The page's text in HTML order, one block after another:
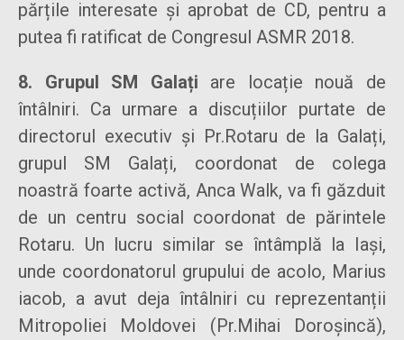
părțile interesate și aprobat de CD, pentru a
putea fi ratificat de Congresul ASMR 2018.
8. Grupul SM Galați are locație nouă de
întâlniri. Ca urmare a discuțiilor purtate de
directorul executiv și Pr.Rotaru de la Galați,
grupul SM Galați, coordonat de colega
noastră foarte activă, Anca Walk, va fi găzduit
de un centru social coordonat de părintele
Rotaru. Un lucru similar se întâmplă la Iași,
unde coordonatorul grupului de acolo, Marius
iacob, a avut deja întâlniri cu reprezentanții
Mitropoliei Moldovei (Pr.Mihai Doroșincă),